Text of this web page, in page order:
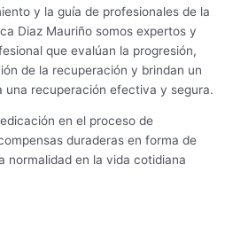
y la guía de profesionales de la
Diaz Mauriño somos expertos y
que evalúan la progresión,
de la recuperación y brindan un
una recuperación efectiva y segura.
en el proceso de
duraderas en forma de
normalidad en la vida cotidiana